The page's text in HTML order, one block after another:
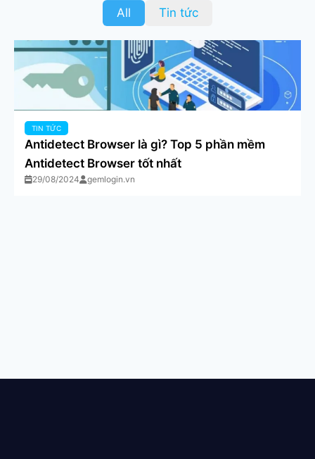
All Tin tức
TIN TỨC
Antidetect Browser là gì? Top 5 phần mềm
Antidetect Browser tốt nhất
29/08/2024 gemlogin.vn